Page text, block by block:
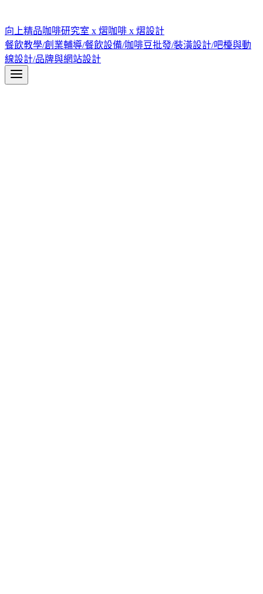
向上精品咖啡研究室 x 熠咖啡 x 熠設計
餐飲教學/創業輔導/餐飲設備/咖啡豆批發/裝潢設計/吧檯與動
線設計/品牌與網站設計